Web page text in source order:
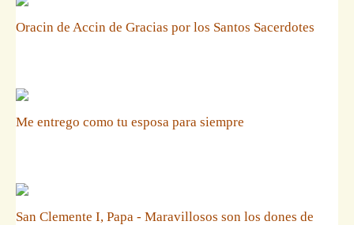
Oracin de Accin de Gracias por los Santos Sacerdotes
Me entrego como tu esposa para siempre
San Clemente I, Papa - Maravillosos son los dones de